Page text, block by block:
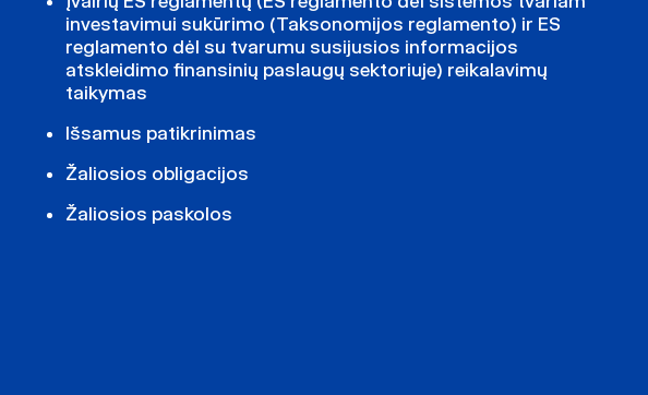
investavimui sukūrimo (Taksonomijos reglamento) ir ES
reglamento dėl su tvarumu susijusios informacijos
atskleidimo finansinių paslaugų sektoriuje) reikalavimų
taikymas
Išsamus patikrinimas
Žaliosios obligacijos
Žaliosios paskolos